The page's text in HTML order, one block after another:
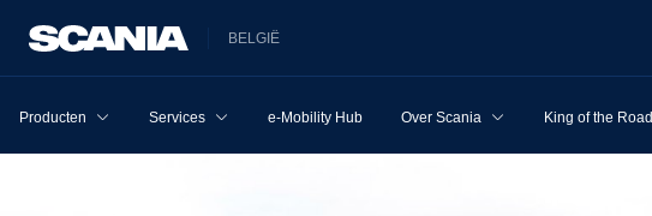
BELGIË
Producten Services e-Mobility Hub Over Scania King of the Road